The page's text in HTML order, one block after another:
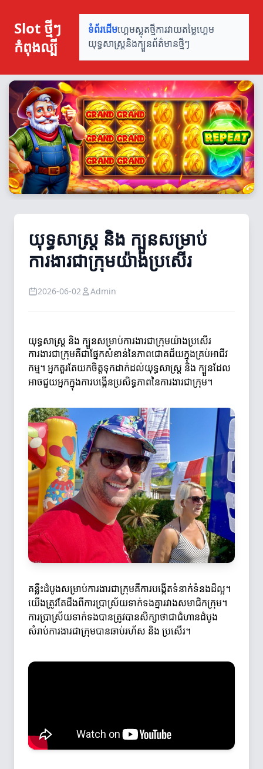
Slot ថ្មីៗ
កំពុងល្បី
ទំព័រដើមហ្គេមស្លុតថ្មីការវាយតម្លៃហ្គេម
យុទ្ធសាស្ត្រនិងក្បួនព័ត៌មានថ្មីៗ
យុទ្ធសាស្ត្រ និង ក្បួនសម្រាប់
ការងារជាក្រុមយ៉ាងប្រសើរ
2026-06-02 Admin
យុទ្ធសាស្ត្រ និង ក្បួនសម្រាប់ការងារជាក្រុមយ៉ាងប្រសើរ
ការងារជាក្រុមគឺជាផ្នែកសំខាន់នៃភាពជោគជ័យក្នុងគ្រប់អាជីវ
កម្ម។ អ្នកគួរតែយកចិត្តទុកដាក់ដល់យុទ្ធសាស្ត្រ និង ក្បួនដែល
អាចជួយអ្នកក្នុងការបង្កើនប្រសិទ្ធភាពនៃការងារជាក្រុម។
គន្លឹះដំបូងសម្រាប់ការងារជាក្រុមគឺការបង្កើតទំនាក់ទំនងដ៏ល្អ។
យើងត្រូវតែដឹងពីការប្រាស្រ័យទាក់ទងគ្នារវាងសមាជិកក្រុម។
ការប្រាស្រ័យទាក់ទងបានត្រូវបានសិក្សាថាជាជំហានដំបូង
សំរាប់ការងារជាក្រុមបានឆាប់រហ័ស និង ប្រសើរ។